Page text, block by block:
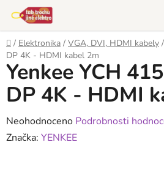
obsah
Domů
/ Elektronika / VGA, DVI, HDMI kabely /
DP 4K - HDMI kabel 2m
Yenkee YCH
DP 4K - HDMI
Průměrné
hodnocení
Neohodnoceno Podrobnosti
Značka: YENKEE